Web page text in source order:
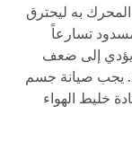
به ليحترق
تسارعاً
ويؤدي إلى ضعف
يجب صيانة جسم
خليط الهواء